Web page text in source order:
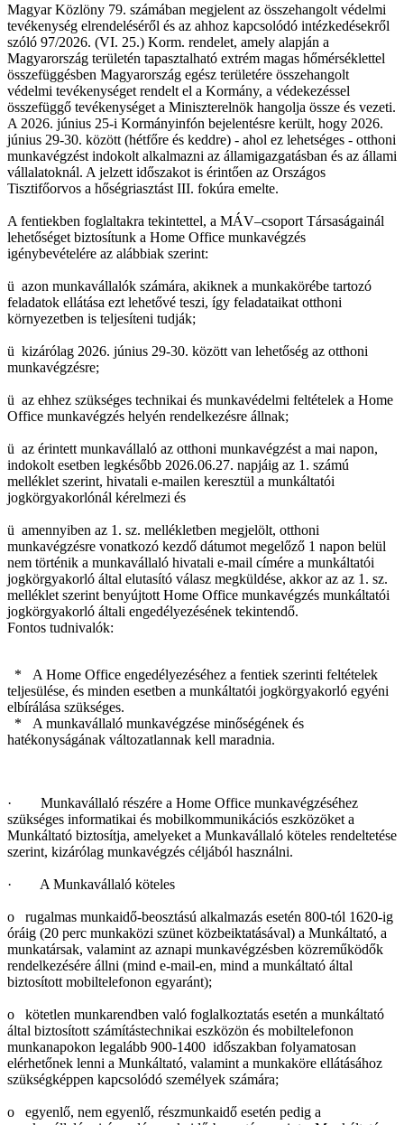
Magyar Közlöny 79. számában megjelent az összehangolt védelmi
tevékenység elrendeléséről és az ahhoz kapcsolódó intézkedésekről
szóló 97/2026. (VI. 25.) Korm. rendelet, amely alapján a
Magyarország területén tapasztalható extrém magas hőmérséklettel
összefüggésben Magyarország egész területére összehangolt
védelmi tevékenységet rendelt el a Kormány, a védekezéssel
összefüggő tevékenységet a Miniszterelnök hangolja össze és vezeti.
A 2026. június 25-i Kormányinfón bejelentésre került, hogy 2026.
június 29-30. között (hétfőre és keddre) - ahol ez lehetséges - otthoni
munkavégzést indokolt alkalmazni az államigazgatásban és az állami
vállalatoknál. A jelzett időszakot is érintően az Országos
Tisztifőorvos a hőségriasztást III. fokúra emelte.
A fentiekben foglaltakra tekintettel, a MÁV–csoport Társaságainál
lehetőséget biztosítunk a Home Office munkavégzés
igénybevételére az alábbiak szerint:
ü azon munkavállalók számára, akiknek a munkakörébe tartozó
feladatok ellátása ezt lehetővé teszi, így feladataikat otthoni
környezetben is teljesíteni tudják;
ü kizárólag 2026. június 29-30. között van lehetőség az otthoni
munkavégzésre;
ü az ehhez szükséges technikai és munkavédelmi feltételek a Home
Office munkavégzés helyén rendelkezésre állnak;
ü az érintett munkavállaló az otthoni munkavégzést a mai napon,
indokolt esetben legkésőbb 2026.06.27. napjáig az 1. számú
melléklet szerint, hivatali e-mailen keresztül a munkáltatói
jogkörgyakorlónál kérelmezi és
ü amennyiben az 1. sz. mellékletben megjelölt, otthoni
munkavégzésre vonatkozó kezdő dátumot megelőző 1 napon belül
nem történik a munkavállaló hivatali e-mail címére a munkáltatói
jogkörgyakorló által elutasító válasz megküldése, akkor az az 1. sz.
melléklet szerint benyújtott Home Office munkavégzés munkáltatói
jogkörgyakorló általi engedélyezésének tekintendő.
Fontos tudnivalók:
* A Home Office engedélyezéséhez a fentiek szerinti feltételek
teljesülése, és minden esetben a munkáltatói jogkörgyakorló egyéni
elbírálása szükséges.
* A munkavállaló munkavégzése minőségének és
hatékonyságának változatlannak kell maradnia.
· Munkavállaló részére a Home Office munkavégzéséhez
szükséges informatikai és mobilkommunikációs eszközöket a
Munkáltató biztosítja, amelyeket a Munkavállaló köteles rendeltetése
szerint, kizárólag munkavégzés céljából használni.
· A Munkavállaló köteles
o rugalmas munkaidő-beosztású alkalmazás esetén 800-tól 1620-ig
óráig (20 perc munkaközi szünet közbeiktatásával) a Munkáltató, a
munkatársak, valamint az aznapi munkavégzésben közreműködők
rendelkezésére állni (mind e-mail-en, mind a munkáltató által
biztosított mobiltelefonon egyaránt);
o kötetlen munkarendben való foglalkoztatás esetén a munkáltató
által biztosított számítástechnikai eszközön és mobiltelefonon
munkanapokon legalább 900-1400 időszakban folyamatosan
elérhetőnek lenni a Munkáltató, valamint a munkaköre ellátásához
szükségképpen kapcsolódó személyek számára;
o egyenlő, nem egyenlő, részmunkaidő esetén pedig a